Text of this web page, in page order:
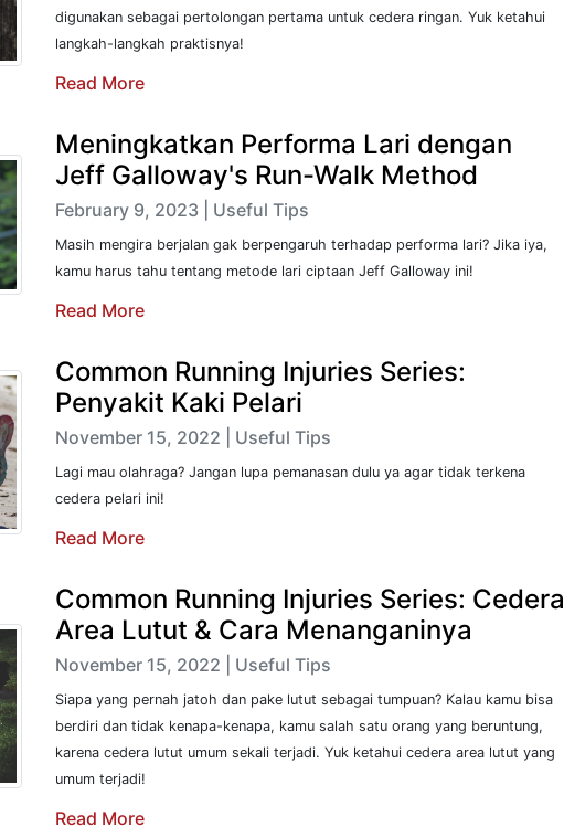
digunakan sebagai pertolongan pertama untuk cedera ringan. Yuk ketahui
langkah-langkah praktisnya!
Read More
Meningkatkan Performa Lari dengan
Jeff Galloway's Run-Walk Method
February 9, 2023 | Useful Tips
Masih mengira berjalan gak berpengaruh terhadap performa lari? Jika iya,
kamu harus tahu tentang metode lari ciptaan Jeff Galloway ini!
Read More
Common Running Injuries Series:
Penyakit Kaki Pelari
November 15, 2022 | Useful Tips
Lagi mau olahraga? Jangan lupa pemanasan dulu ya agar tidak terkena
cedera pelari ini!
Read More
Common Running Injuries Series: Cedera
Area Lutut & Cara Menanganinya
November 15, 2022 | Useful Tips
Siapa yang pernah jatoh dan pake lutut sebagai tumpuan? Kalau kamu bisa
berdiri dan tidak kenapa-kenapa, kamu salah satu orang yang beruntung,
karena cedera lutut umum sekali terjadi. Yuk ketahui cedera area lutut yang
umum terjadi!
Read More